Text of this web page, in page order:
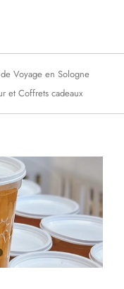
Voyage en Sologne
et Coffrets cadeaux